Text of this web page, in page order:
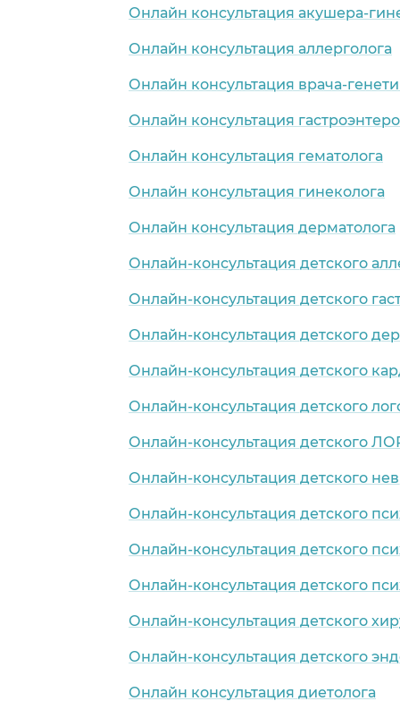
Онлайн консультация акушера-
Онлайн консультация аллерголога
Онлайн консультация врача-
Онлайн консультация
Онлайн консультация гематолога
Онлайн консультация гинеколога
Онлайн консультация дерматолога
Онлайн-консультация детского
Онлайн-консультация детского
Онлайн-консультация детского
Онлайн-консультация детского
Онлайн-консультация детского
Онлайн-консультация детского
Онлайн-консультация детского
Онлайн-консультация детского
Онлайн-консультация детского
Онлайн-консультация детского
Онлайн-консультация детского
Онлайн-консультация детского
Онлайн консультация диетолога